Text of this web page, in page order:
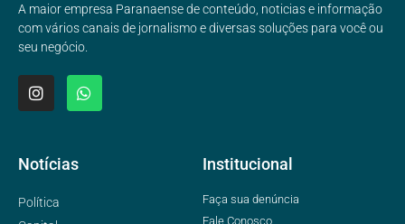
A maior empresa Paranaense de conteúdo, noticias e informação
com vários canais de jornalismo e diversas soluções para você ou
seu negócio.
Notícias
Política
Institucional
Faça sua denúncia
Fale Conosco